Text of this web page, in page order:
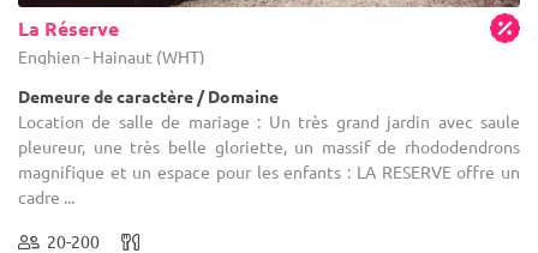
La Réserve
Enghien - Hainaut (WHT)
Demeure de caractère / Domaine
Location de salle de mariage : Un très grand jardin avec saule
pleureur, une très belle gloriette, un massif de rhododendrons
magnifique et un espace pour les enfants : LA RESERVE offre un
cadre ...
20-200